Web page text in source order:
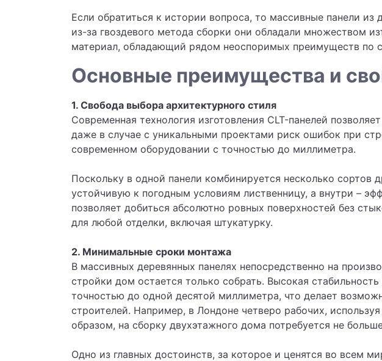
Если обратиться к истории вопроса, то массивные панели
из-за гвоздевого метода сборки они обладали множеством
материал, обладающий рядом неоспоримых преимуществ по
Основные преимущества и
1. Свобода выбора архитектурного стиля
Современная технология изготовления CLT-панелей
даже в случае с уникальными проектами риск ошибок при
современном оборудовании с точностью до миллиметра.
Поскольку в одной панели комбинируется несколько сортов
устойчивую к погодным условиям лиственницу, а внутри –
позволяет добиться абсолютно ровных поверхностей без
для любой отделки, включая штукатурку.
2. Минимальные сроки монтажа
В массивных деревянных панелях непосредственно на
стройки дом остается только собрать. Высокая
точностью до одной десятой миллиметра, что делает
строителей. Например, в Лондоне четверо рабочих,
образом, на сборку двухэтажного дома потребуется не
Одно из главных достоинств, за которое и ценятся во всем